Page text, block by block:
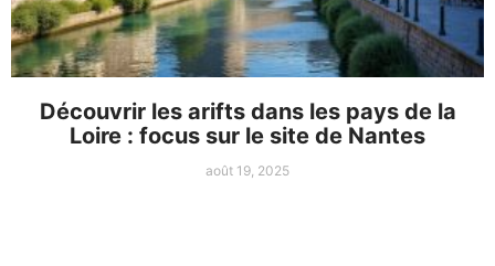
Découvrir les arifts dans les pays de la
Loire : focus sur le site de Nantes
août 19, 2025